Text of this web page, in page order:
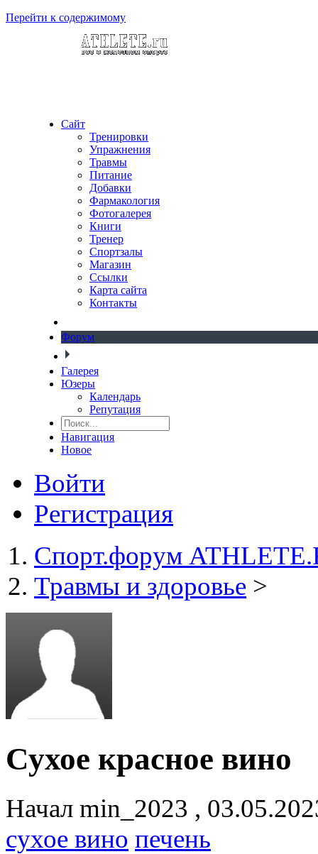
Перейти к содержимому
Сайт
Тренировки
Упражнения
Травмы
Питание
Добавки
Фармакология
Фотогалерея
Книги
Тренер
Спортзалы
Магазин
Ссылки
Карта сайта
Контакты
Форум
Галерея
Юзеры
Календарь
Репутация
Навигация
Новое
Войти
Регистрация
Спорт.форум
Травмы и здоровье >
Сухое красное вино
Начал min_2023 ,
сухое вино печень